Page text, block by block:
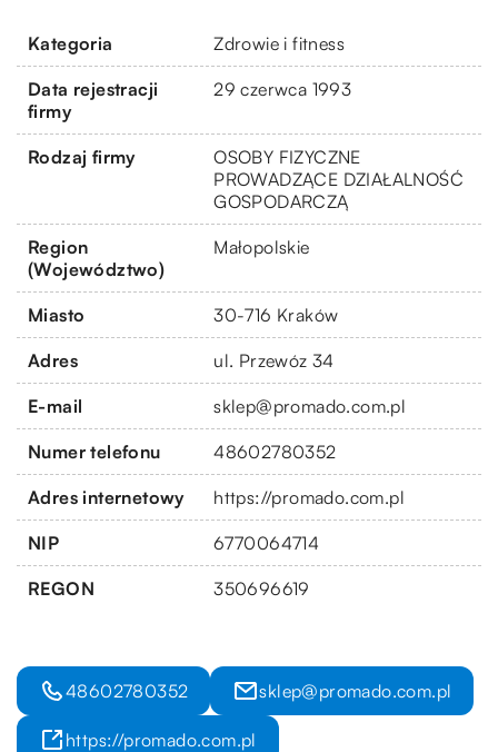
Kategoria Zdrowie i fitness
Data rejestracji
firmy
29 czerwca 1993
Rodzaj firmy
OSOBY FIZYCZNE
PROWADZĄCE DZIAŁALNOŚĆ
GOSPODARCZĄ
Region
(Województwo)
Małopolskie
Miasto 30-716 Kraków
Adres ul. Przewóz 34
E-mail sklep@promado.com.pl
Numer telefonu 48602780352
Adres internetowy https://promado.com.pl
NIP 6770064714
REGON 350696619
48602780352 sklep@promado.com.pl
https://promado.com.pl